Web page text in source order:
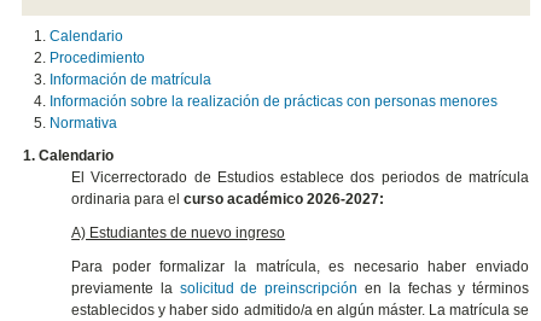
Calendario
Procedimiento
Información de matrícula
Información sobre la realización de prácticas con personas menores
Normativa
1. Calendario
El Vicerrectorado de Estudios establece dos periodos de matrícula
ordinaria para elcurso académico 2026-2027:
A) Estudiantes de nuevo ingreso
Para poder formalizar la matrícula, es necesario haber enviado
previamente la solicitud de preinscripción en la fechas y términos
establecidos y haber sido admitido/a en algún máster. La matrícula se